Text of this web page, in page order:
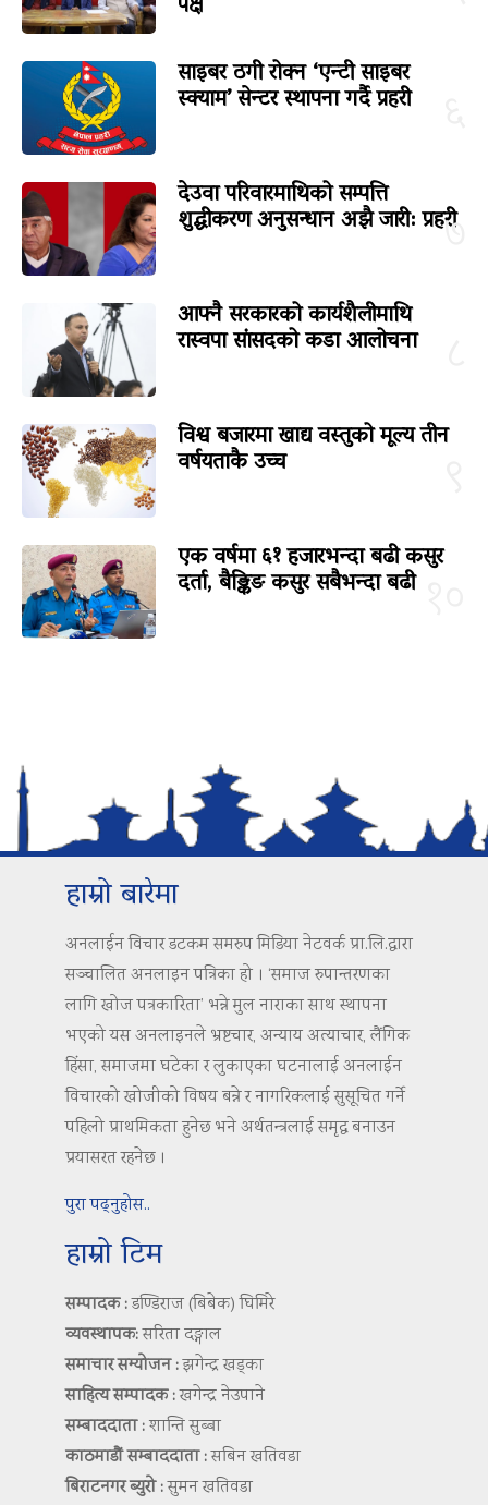
साइबर ठगी रोक्न ‘एन्टी साइबर
स्क्याम’ सेन्टर स्थापना गर्दै प्रहरी
७
देउवा परिवारमाथिको सम्पत्ति
शुद्धीकरण अनुसन्धान अझै जारी: प्रहरी
आफ्नै सरकारको कार्यशैलीमाथि
रास्वपा सांसदको कडा आलोचना
विश्व बजारमा खाद्य वस्तुको मूल्य तीन
वर्षयताकै उच्च
एक वर्षमा ६१ हजारभन्दा बढी कसुर
दर्ता, बैङ्किङ कसुर सबैभन्दा बढी
हाम्रो बारेमा
अनलाईन विचार डटकम समरुप मिडिया नेटवर्क प्रा.लि.द्वारा
सञ्चालित अनलाइन पत्रिका हो । ‘समाज रुपान्तरणका
लागि खोज पत्रकारिता’ भन्ने मुल नाराका साथ स्थापना
भएको यस अनलाइनले भ्रष्टचार, अन्याय अत्याचार, लैंगिक
हिंसा, समाजमा घटेका र लुकाएका घटनालाई अनलाईन
विचारको खोजीको विषय बन्ने र नागरिकलाई सुसूचित गर्ने
पहिलो प्राथमिकता हुनेछ भने अर्थतन्त्रलाई समृद्ध बनाउन
प्रयासरत रहनेछ ।
पुरा पढ्नुहोस..
हाम्रो टिम
सम्पादक :डण्डिराज (बिबेक) घिमिरे
व्यवस्थापक:सरिता दङ्गाल
समाचार सम्योजन :झगेन्द्र खड्का
साहित्य सम्पादक :खगेन्द्र नेउपाने
सम्बाददाता :शान्ति सुब्बा
काठमाडौं सम्बाददाता :सबिन खतिवडा
बिराटनगर ब्युरो :सुमन खतिवडा